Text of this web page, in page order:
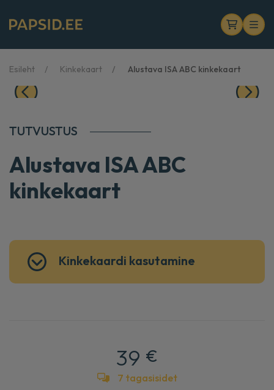
Esileht Kinkekaart Alustava ISA ABC kinkekaart
TUTVUSTUS
Alustava ISA ABC
kinkekaart
Kinkekaardi kasutamine
39 €
7 tagasisidet